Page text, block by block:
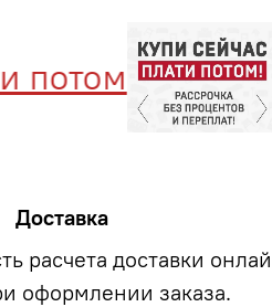
Доставка
расчета доставки
оформлении заказа.